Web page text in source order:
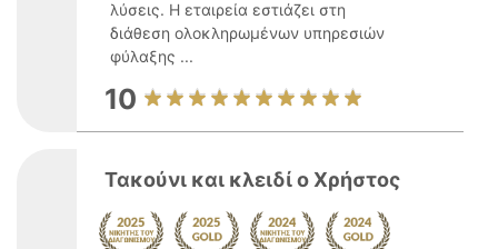
λύσεις. Η εταιρεία εστιάζει στη
διάθεση ολοκληρωμένων υπηρεσιών
φύλαξης ...
10
Τακούνι και κλειδί ο Χρήστος